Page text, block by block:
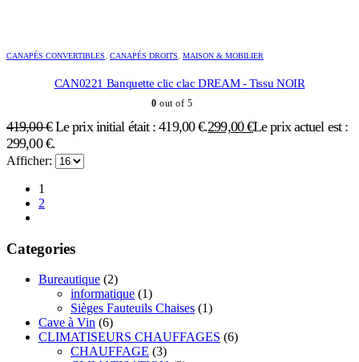
CANAPÉS CONVERTIBLES CANAPÉS DROITS MAISON & MOBILIER
CAN0221 Banquette clic clac DREAM - Tissu NOIR
0 out of 5
419,00€ Le prix initial était : 419,00 €.299,00€Le prix actuel est :
299,00 €.
Afficher:
1
2
Categories
Bureautique (2)
informatique (1)
Sièges Fauteuils Chaises (1)
Cave à Vin (6)
CLIMATISEURS CHAUFFAGES (6)
CHAUFFAGE (3)